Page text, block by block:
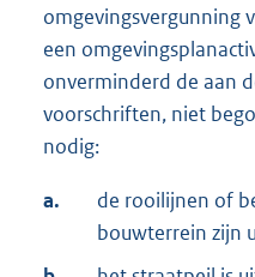
omgevingsvergunning
een
onverminderd de aan
voorschriften, niet
nodig:
a.
de rooilijnen of
bouwterrein zijn